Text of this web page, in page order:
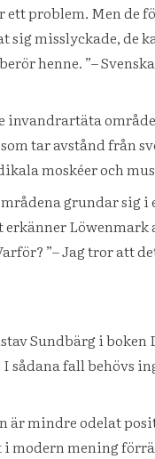
ett problem. Men de
misslyckade, de
henne. ”–
invandrartäta
tar avstånd från
moskéer och
grundar sig
”– Jag tror att
Sundbärg i boken
sådana fall behövs
mindre odelat
mening